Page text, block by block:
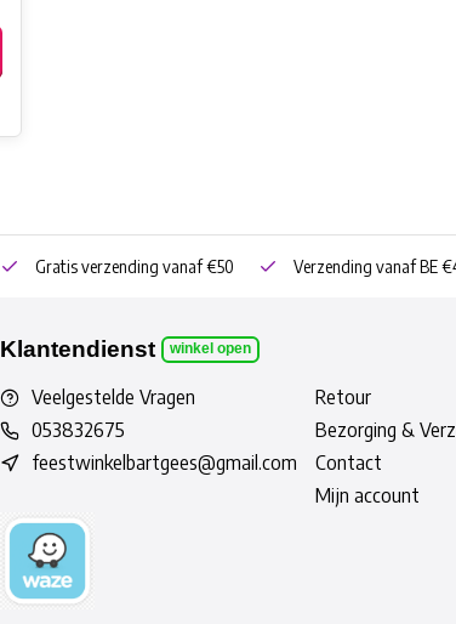
Gratis verzending vanaf €50 Verzending vanaf BE
Klantendienst winkel open
Veelgestelde Vragen
053832675
feestwinkelbartgees@gmail.com
Retour
Bezorging &
Contact
Mijn account